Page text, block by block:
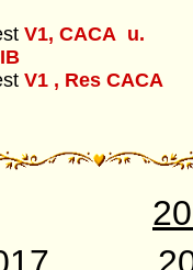
V1, CACA u.
V1 , Res CACA